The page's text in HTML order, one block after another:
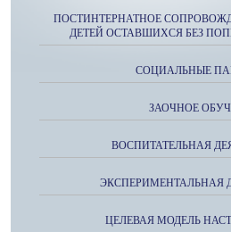
ПОСТИНТЕРНАТНОЕ
ДЕТЕЙ ОСТАВШИХСЯ БЕЗ
СОЦИАЛЬНЫЕ
ЗАОЧНОЕ
ВОСПИТАТЕЛЬНАЯ
ЭКСПЕРИМЕНТАЛЬНАЯ
ЦЕЛЕВАЯ МОДЕЛЬ